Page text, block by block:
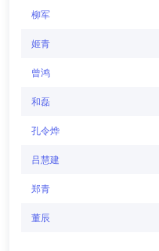
刘晓冰先生：董事。
田中荣治
田中荣治先生：独立董事
役社长。
柳军
姬青
曾鸿
和磊
孔令烨
吕慧建
郑青
董辰